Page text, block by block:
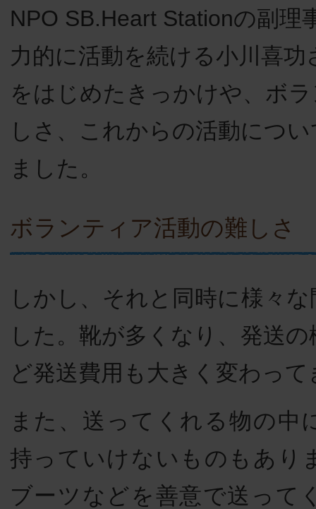
NPO SB.Heart Stationの副理
力的に活動を続ける小川喜功
をはじめたきっかけや、ボ
しさ、これからの活動につ
ました。
ボランティア活動の難しさ
しかし、それと同時に様々
した。靴が多くなり、発送
ど発送費用も大きく変わって
また、送ってくれる物の中
持っていけないものもあり
ブーツなどを善意で送って